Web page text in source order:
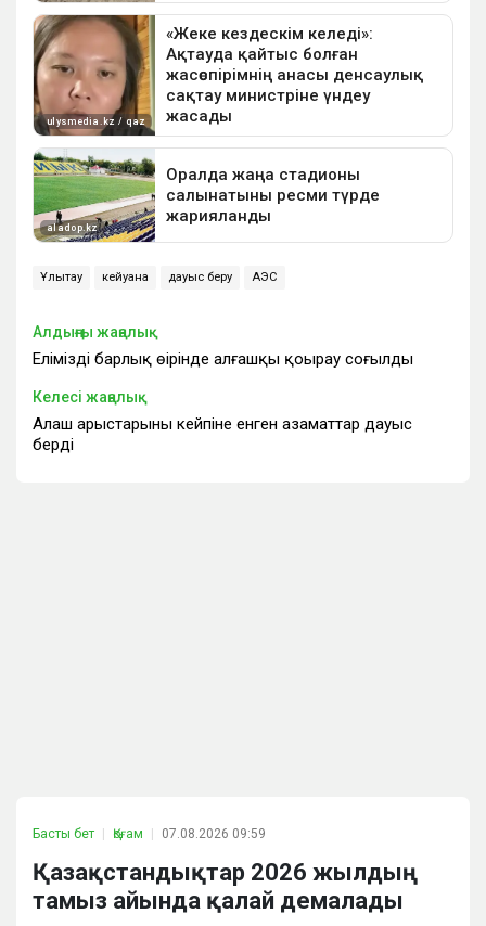
Ұлытау кейуана дауыс беру АЭС
Алдыңғы жаңалық
Еліміздің барлық өңірінде алғашқы қоңырау соғылды
Келесі жаңалық
Алаш арыстарының кейпіне енген азаматтар дауыс
берді
Басты бет Қоғам 07.08.2026 09:59
Қазақстандықтар 2026 жылдың
тамыз айында қалай демалады